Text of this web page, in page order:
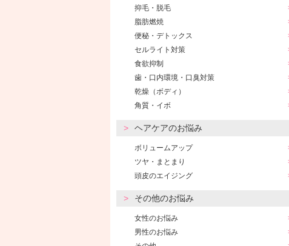
抑毛・脱毛
脂肪燃焼
便秘・デトックス
セルライト対策
食欲抑制
歯・口内環境・口臭対策
乾燥（ボディ）
角質・イボ
ヘアケアのお悩み
ボリュームアップ
ツヤ・まとまり
頭皮のエイジング
その他のお悩み
女性のお悩み
男性のお悩み